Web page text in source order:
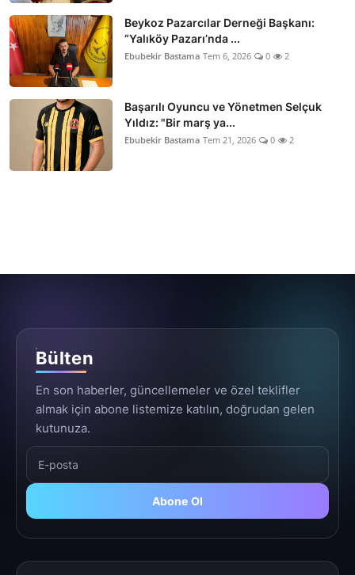
Beykoz Pazarcılar Derneği Başkanı:
“Yalıköy Pazarı’nda ...
Ebubekir Bastama Tem 6, 2026 0 2
Başarılı Oyuncu ve Yönetmen Selçuk
Yıldız: "Bir marş ya...
Ebubekir Bastama Tem 21, 2026 0 2
Bülten
En son haberler, güncellemeler ve özel teklifler
almak için abone listemize katılın, doğrudan gelen
kutunuza.
Abone Ol